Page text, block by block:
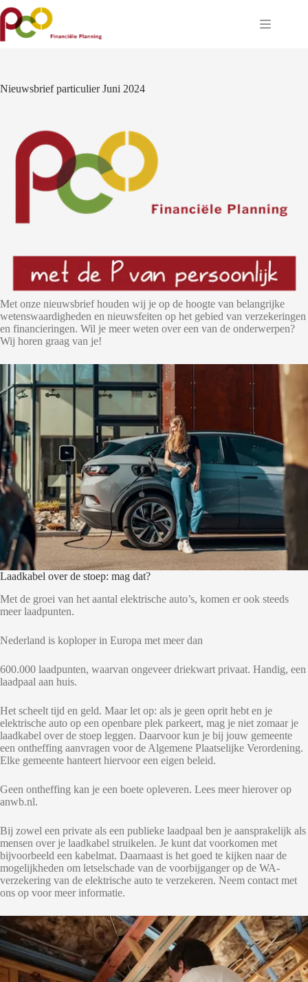
Ga
naar
de
inhoud
Nieuwsbrief particulier Juni 2024
Met onze nieuwsbrief houden wij je op de hoogte van belangrijke
wetenswaardigheden en nieuwsfeiten op het gebied van verzekeringen
en financieringen. Wil je meer weten over een van de onderwerpen?
Wij horen graag van je!
Laadkabel over de stoep: mag dat?
Met de groei van het aantal elektrische auto’s, komen er ook steeds
meer laadpunten.
Nederland is koploper in Europa met meer dan
600.000 laadpunten, waarvan ongeveer driekwart privaat. Handig, een
laadpaal aan huis.
Het scheelt tijd en geld. Maar let op: als je geen oprit hebt en je
elektrische auto op een openbare plek parkeert, mag je niet zomaar je
laadkabel over de stoep leggen. Daarvoor kun je bij jouw gemeente
een ontheffing aanvragen voor de Algemene Plaatselijke Verordening.
Elke gemeente hanteert hiervoor een eigen beleid.
Geen ontheffing kan je een boete opleveren. Lees meer hierover op
anwb.nl.
Bij zowel een private als een publieke laadpaal ben je aansprakelijk als
mensen over je laadkabel struikelen. Je kunt dat voorkomen met
bijvoorbeeld een kabelmat. Daarnaast is het goed te kijken naar de
mogelijkheden om letselschade van de voorbijganger op de WA-
verzekering van de elektrische auto te verzekeren. Neem contact met
ons op voor meer informatie.